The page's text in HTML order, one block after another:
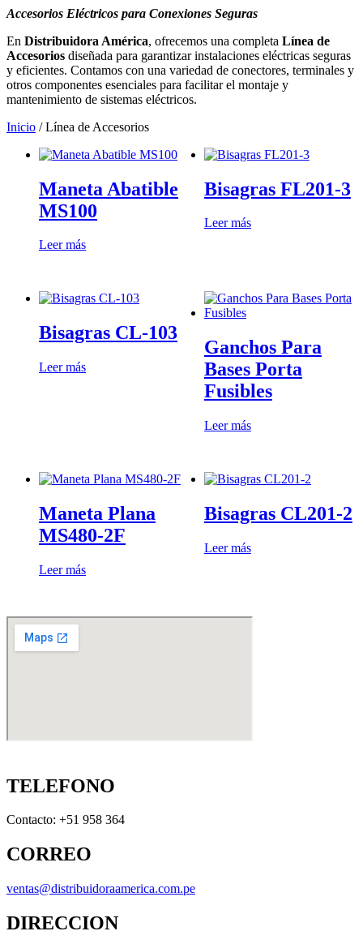
Accesorios Eléctricos para Conexiones Seguras
En Distribuidora América, ofrecemos una completa Línea de
Accesorios diseñada para garantizar instalaciones eléctricas seguras
y eficientes. Contamos con una variedad de conectores, terminales y
otros componentes esenciales para facilitar el montaje y
mantenimiento de sistemas eléctricos.
Inicio / Línea de Accesorios
Maneta Abatible
MS100
Leer más
Bisagras FL201-3
Leer más
Bisagras CL-103
Leer más
Ganchos Para
Bases Porta
Fusibles
Leer más
Maneta Plana
MS480-2F
Leer más
Bisagras CL201-2
Leer más
TELEFONO
Contacto: +51 958 364
CORREO
ventas@distribuidoraamerica.com.pe
DIRECCION